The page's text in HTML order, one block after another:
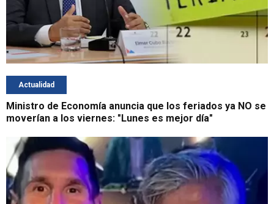
Actualidad
Ministro de Economía anuncia que los feriados ya NO se
moverían a los viernes: "Lunes es mejor día"